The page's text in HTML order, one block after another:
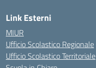
Link Esterni
MIUR
Ufficio Scolastico Regionale
Ufficio Scolastico Territoriale